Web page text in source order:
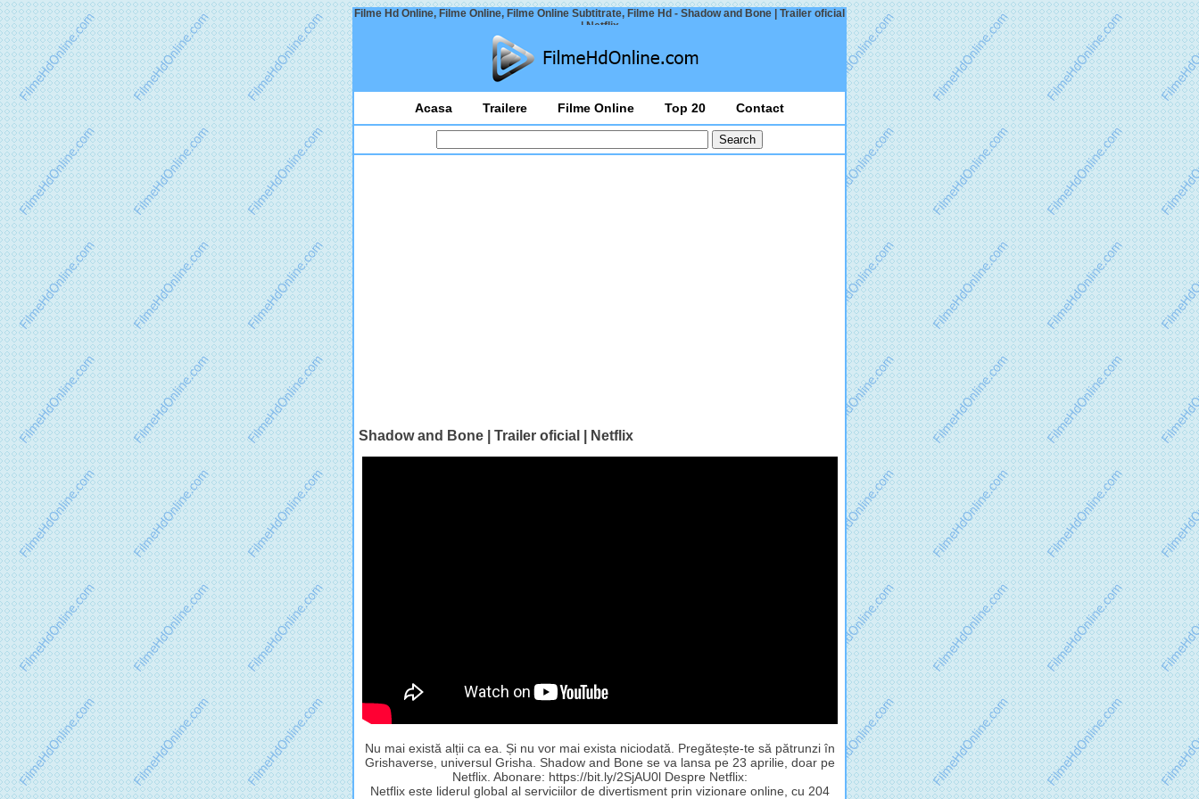
Filme Hd Online, Filme Online, Filme Online Subtitrate, Filme Hd - Shadow and Bone | Trailer oficial
| Netflix
Acasa Trailere Filme Online Top 20 Contact
Shadow and Bone | Trailer oficial | Netflix
Nu mai există alții ca ea. Și nu vor mai exista niciodată. Pregătește-te să pătrunzi în
Grishaverse, universul Grisha. Shadow and Bone se va lansa pe 23 aprilie, doar pe
Netflix. Abonare: https://bit.ly/2SjAU0l Despre Netflix:
Netflix este liderul global al serviciilor de divertisment prin vizionare online, cu 204